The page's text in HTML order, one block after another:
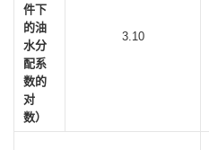
件下
的油
水分
配系
数的
对
数）
3.10